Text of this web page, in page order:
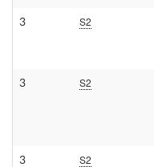
3 S2
3 S2
3 S2